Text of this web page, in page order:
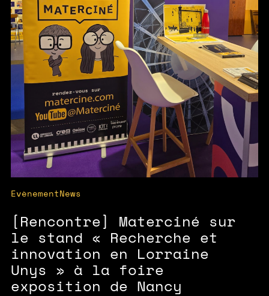
EvènementNews
[Rencontre] Materciné sur
le stand « Recherche et
innovation en Lorraine
Unys » à la foire
exposition de Nancy